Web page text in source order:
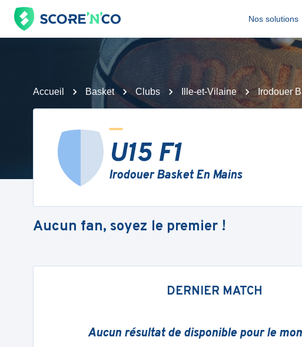
Nos solutions
Accueil Basket Clubs Ille-et-Vilaine Irodouer
U15 F1
Irodouer Basket En Mains
Aucun fan, soyez le premier !
DERNIER MATCH
Aucun résultat de disponible pour le